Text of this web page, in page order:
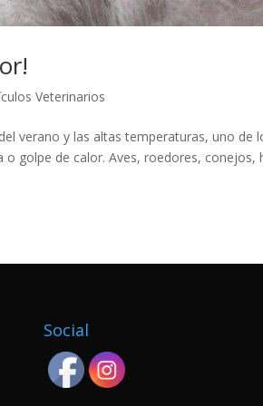
Veterinarios
verano y las altas temperaturas, uno de
golpe de calor. Aves, roedores, conejos,
Social